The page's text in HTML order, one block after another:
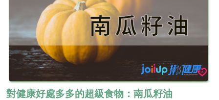
對健康好處多多的超級食物：南瓜籽油